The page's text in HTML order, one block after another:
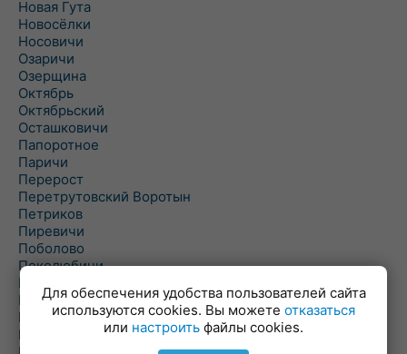
Новая Гута
Новосёлки
Носовичи
Озаричи
Озерщина
Октябрь
Октябрьский
Осташковичи
Папоротное
Паричи
Перерост
Перетрутовский Воротын
Петриков
Пиревичи
Поболово
Поколюбичи
Полесье
Птичь
Речица
Ровенская Слобода
Для обеспечения удобства пользователей сайта
используются cookies. Вы можете отказаться
или настроить файлы cookies.